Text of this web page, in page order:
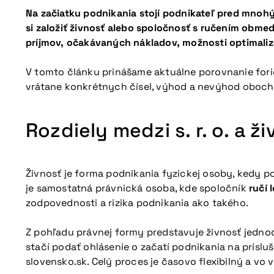
Na začiatku podnikania stojí podnikateľ pred
si založiť živnosť alebo spoločnosť s ručením
príjmov, očakávaných nákladov, možnosti
V tomto článku prinášame aktuálne porovnanie
vrátane konkrétnych čísel, výhod a nevýhod
Rozdiely medzi s. r. o. a
Živnosť je forma podnikania fyzickej osoby, kedy
je samostatná právnická osoba, kde spoločník ručí
zodpovednosti a rizika podnikania ako takého.
Z pohľadu právnej formy predstavuje živnosť
stačí podať ohlásenie o začatí podnikania na
slovensko.sk. Celý proces je časovo flexibilný a